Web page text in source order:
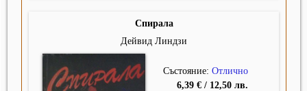
Спирала
Дейвид Линдзи
Състояние: Отлично
6,39 € / 12,50 лв.